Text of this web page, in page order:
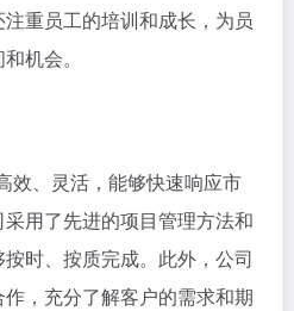
重员工的培训和成长，为员
机会。
效、灵活，能够快速响应市
用了先进的项目管理方法和
时、按质完成。此外，公司
，充分了解客户的需求和期